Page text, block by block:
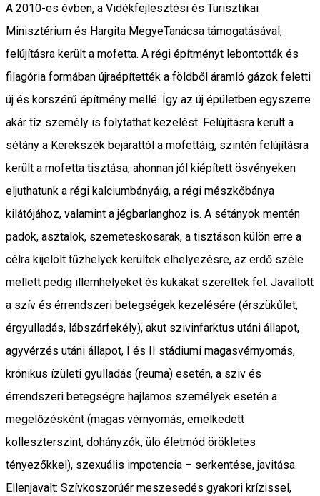
A 2010-es évben, a Vidékfejlesztési és Turisztikai
Minisztérium és Hargita MegyeTanácsa támogatásával,
felújításra került a mofetta. A régi építményt lebontották és
filagória formában újraépítették a földből áramló gázok feletti
új és korszérű építmény mellé. Így az új épületben egyszerre
akár tíz személy is folytathat kezelést. Felújításra került a
sétány a Kerekszék bejárattól a mofettáig, szintén felújításra
került a mofetta tisztása, ahonnan jól kiépített ösvényeken
eljuthatunk a régi kalciumbányáig, a régi mészkőbánya
kilátójához, valamint a jégbarlanghoz is. A sétányok mentén
padok, asztalok, szemeteskosarak, a tisztáson külön erre a
célra kijelölt tűzhelyek kerültek elhelyezésre, az erdő széle
mellett pedig illemhelyeket és kukákat szereltek fel. Javallott
a szív és érrendszeri betegségek kezelésére (érszükűlet,
érgyulladás, lábszárfekély), akut szivinfarktus utáni állapot,
agyvérzés utáni állapot, I és II stádiumi magasvérnyomás,
krónikus ízületi gyulladás (reuma) esetén, a sziv és
érrendszeri betegségre hajlamos személyek esetén a
megelőzésként (magas vérnyomás, emelkedett
kolleszterszint, dohányzók, ülö életmód örökletes
tényezőkkel), szexuális impotencia – serkentése, javitása.
Ellenjavalt: Szívkoszorúér meszesedés gyakori krízissel,